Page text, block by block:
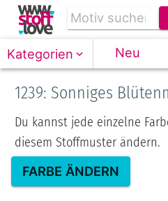
Kategorien Neu
1239: Sonniges
Du kannst jede einzelne
diesem Stoffmuster ändern.
FARBE ÄNDERN